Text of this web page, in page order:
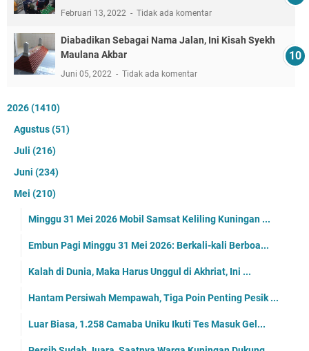
Februari 13, 2022 Tidak ada komentar
Diabadikan Sebagai Nama Jalan, Ini Kisah Syekh
Maulana Akbar
Juni 05, 2022 Tidak ada komentar
2026(1410)
Agustus(51)
Juli (216)
Juni (234)
Mei (210)
Minggu 31 Mei 2026 Mobil Samsat Keliling Kuningan ...
Embun Pagi Minggu 31 Mei 2026: Berkali-kali Berboa...
Kalah di Dunia, Maka Harus Unggul di Akhriat, Ini ...
Hantam Persiwah Mempawah, Tiga Poin Penting Pesik ...
Luar Biasa, 1.258 Camaba Uniku Ikuti Tes Masuk Gel...